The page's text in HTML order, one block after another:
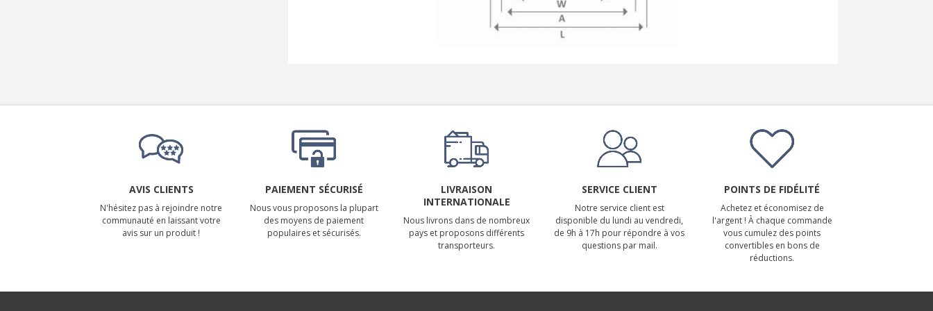
AVIS CLIENTS
N'hésitez pas à rejoindre notre
communauté en laissant votre
avis sur un produit !
PAIEMENT SÉCURISÉ
Nous vous proposons la plupart
des moyens de paiement
populaires et sécurisés.
LIVRAISON
INTERNATIONALE
Nous livrons dans de nombreux
pays et proposons différents
transporteurs.
SERVICE CLIENT
Notre service client est
disponible du lundi au vendredi,
de 9h à 17h pour répondre à vos
questions par mail.
POINTS DE FIDÉLITÉ
Achetez et économisez de
l'argent ! À chaque commande
vous cumulez des points
convertibles en bons de
réductions.